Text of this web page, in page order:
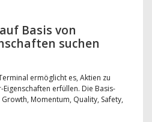
Basis von
suchen
ermöglicht es, Aktien zu
erfüllen. Die Basis-
Momentum, Quality, Safety,